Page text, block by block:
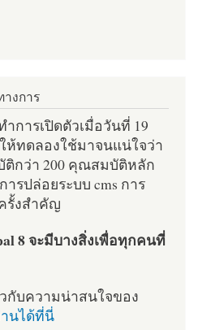
างการ
ำการเปิดตัวเมื่อวันที่ 19
ห้ทดลองใช้มาจนแน่ใจว่า
กว่า 200 คุณสมบัติหลัก
รปล่อยระบบ cms การ
รั้งสำคัญ
8 จะมีบางสิ่งเพื่อทุกคนที่
กับความน่าสนใจของ
นได้ที่นี่